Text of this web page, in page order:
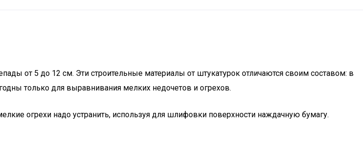
от 5 до 12 см. Эти строительные материалы от штукатурок отличаются своим составом: в
только для выравнивания мелких недочетов и огрехов.
огрехи надо устранить, используя для шлифовки поверхности наждачную бумагу.